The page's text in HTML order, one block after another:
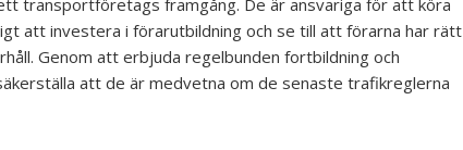
transportföretags framgång. De är ansvariga för att köra
att investera i förarutbildning och se till att förarna har rätt
Genom att erbjuda regelbunden fortbildning och
att de är medvetna om de senaste trafikreglerna